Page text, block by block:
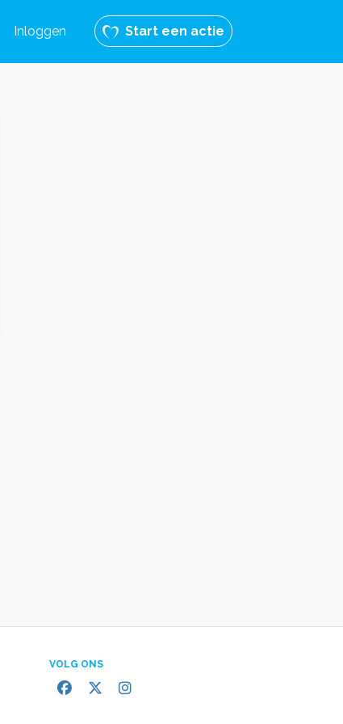
Inloggen Start een actie
VOLG ONS